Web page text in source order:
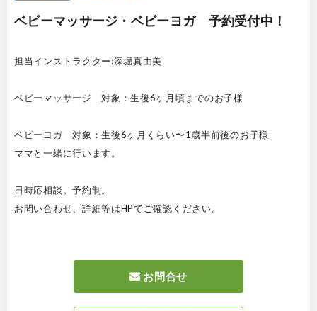
ベビーマッサージ・ベビーヨガ 予約受付中！
担当インストラクター:深堀真由美
ベビーマッサージ 対象：生後6ヶ月頃までのお子様
ベビーヨガ 対象：生後6ヶ月くらい〜1歳半前後のお子様
ママと一緒に行います。
日時応相談。予約制。
お問い合わせ、詳細等はHPでご確認ください。
お問合せ